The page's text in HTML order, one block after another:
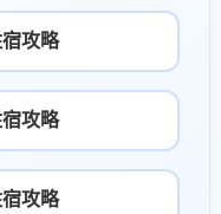
攻略
攻略
攻略